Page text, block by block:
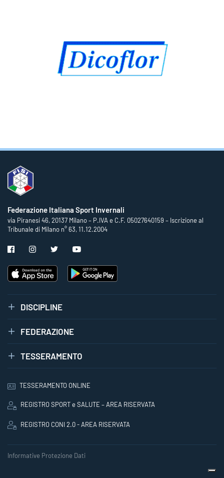
Federazione Italiana Sport Invernali
via Piranesi 46, 20137 Milano – P.IVA e C.F. 05027640159 – Iscrizione al
Tribunale di Milano n° 63, 11.12.2004
DISCIPLINE
FEDERAZIONE
TESSERAMENTO
TESSERAMENTO ONLINE
REGISTRO SPORT e SALUTE – AREA RISERVATA
REGISTRO CONI 2.0 - AREA RISERVATA
Informative Protezione Dati